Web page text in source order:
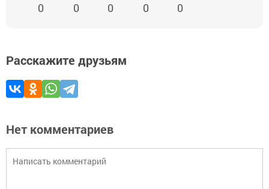
0 0 0 0 0
Расскажите друзьям
Нет комментариев